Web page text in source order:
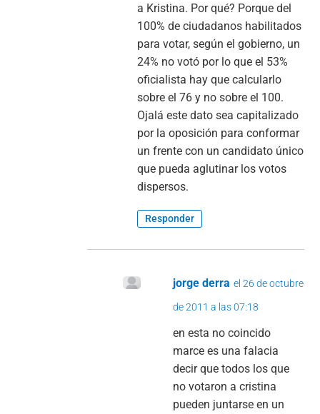
a Kristina. Por qué? Porque del
100% de ciudadanos habilitados
para votar, según el gobierno, un
24% no votó por lo que el 53%
oficialista hay que calcularlo
sobre el 76 y no sobre el 100.
Ojalá este dato sea capitalizado
por la oposición para conformar
un frente con un candidato único
que pueda aglutinar los votos
dispersos.
Responder
jorge derra el 26 de octubre
de 2011 a las 07:18
en esta no coincido
marce es una falacia
decir que todos los que
no votaron a cristina
pueden juntarse en un